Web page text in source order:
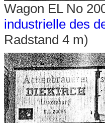
Wagon EL No
industrielle des
Radstand 4 m)